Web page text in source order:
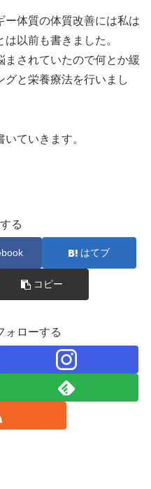
ー体質の体質改善には私は
以前も書きました。
まされていたので何とか緩
グと栄養療法を行いまし
ていきます。
る
はてブ
コピー
ォローする